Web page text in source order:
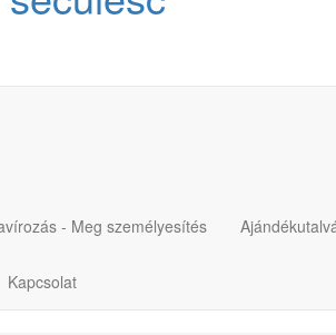
- Meg személyesítés
Kapcsolat